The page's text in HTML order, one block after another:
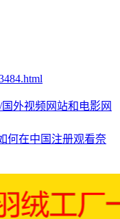
外视频网站和电影网
何在中国注册观看奈